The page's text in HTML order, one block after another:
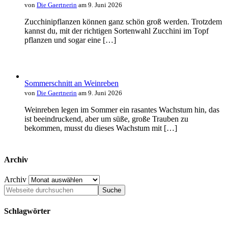
von Die Gaertnerin am 9. Juni 2026
Zucchinipflanzen können ganz schön groß werden. Trotzdem
kannst du, mit der richtigen Sortenwahl Zucchini im Topf
pflanzen und sogar eine […]
Sommerschnitt an Weinreben
von Die Gaertnerin am 9. Juni 2026
Weinreben legen im Sommer ein rasantes Wachstum hin, das
ist beeindruckend, aber um süße, große Trauben zu
bekommen, musst du dieses Wachstum mit […]
Archiv
Archiv
Schlagwörter